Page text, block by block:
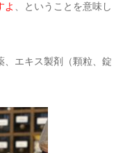
よ
、ということを意味し
、エキス製剤（顆粒、錠